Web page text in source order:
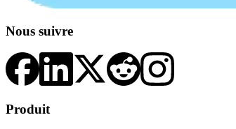
Nous suivre
Produit